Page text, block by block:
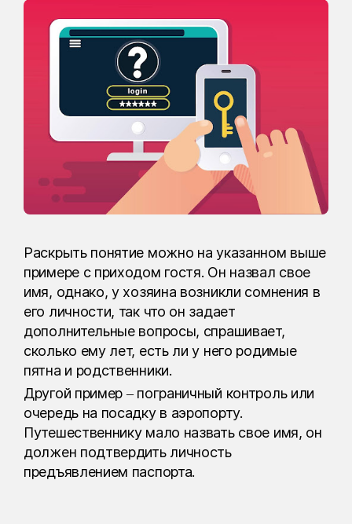
Раскрыть понятие можно на указанном выше
примере с приходом гостя. Он назвал свое
имя, однако, у хозяина возникли сомнения в
его личности, так что он задает
дополнительные вопросы, спрашивает,
сколько ему лет, есть ли у него родимые
пятна и родственники.
Другой пример – пограничный контроль или
очередь на посадку в аэропорту.
Путешественнику мало назвать свое имя, он
должен подтвердить личность
предъявлением паспорта.